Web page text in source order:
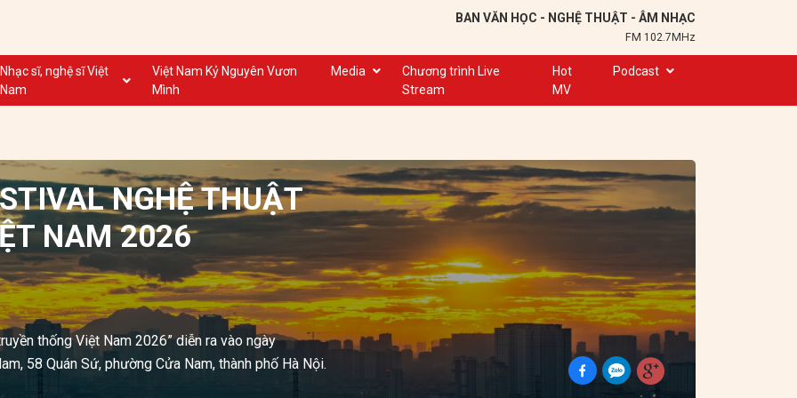
BAN VĂN HỌC - NGHỆ THUẬT - ÂM NHẠC
FM 102.7MHz
Nhạc sĩ, nghệ sĩ Việt
Nam
Nghệ sĩ biểu diễn VN
Nhạc sĩ, nghệ sĩ VOV
Việt Nam Kỷ Nguyên Vươn
Mình
Media
Dân ca
Nước ngoài
Chương trình Live
Stream
Hot
MV
Podcast
Trạm 102,7
Hành trình sáng tạo
Kể chuyện và hát ru
NGHỆ THUẬT
NAM 2026
thống Việt Nam 2026” diễn ra vào ngày
58 Quán Sứ, phường Cửa Nam, thành phố Hà Nội.